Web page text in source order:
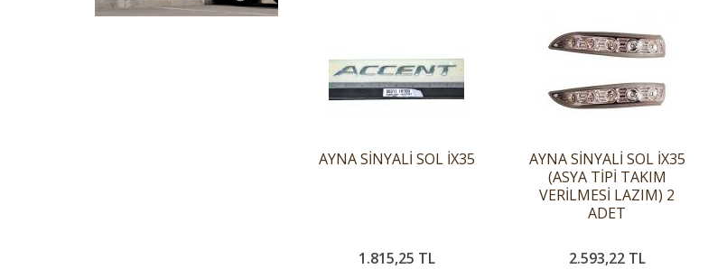
AYNA SİNYALİ SOL İX35
1.815,25 TL
AYNA SİNYALİ SOL İX35
(ASYA TİPİ TAKIM
VERİLMESİ LAZIM) 2
ADET
2.593,22 TL